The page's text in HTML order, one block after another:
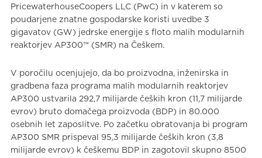
PricewaterhouseCoopers LLC (PwC) in v katerem so
poudarjene znatne gospodarske koristi uvedbe 3
gigavatov (GW) jedrske energije s floto malih modularnih
reaktorjev AP300™ (SMR) na Češkem.
V poročilu ocenjujejo, da bo proizvodna, inženirska in
gradbena faza programa malih modularnih reaktorjev
AP300 ustvarila 292,7 milijarde čeških kron (11,7 milijarde
evrov) bruto domačega proizvoda (BDP) in 80.000
osebnih let zaposlitve. Po začetku obratovanja bi program
AP300 SMR prispeval 95,3 milijarde čeških kron (3,8
milijarde evrov) k češkemu BDP in zagotovil skupno 8500